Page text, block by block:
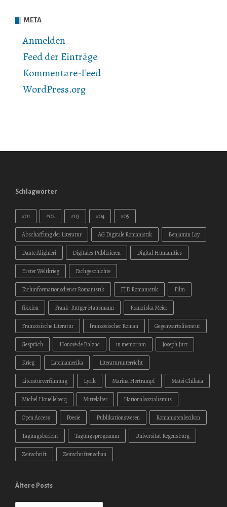
META
Anmelden
Feed der Einträge
Kommentare-Feed
WordPress.org
Schlagwörter
#01 #02 #03 #04 #05
Abschaffung der Literatur AG Digitale Romanistik Benjamin Loy
Dante Alighieri Digitales Publizieren Digital Humanities
Erster Weltkrieg Fachgeschichte
Fachinformationsdienst Romanistik FID Romanistik Film
fixxion Frank-Rutger Hausmann Franziska Meier
Französische Literatur französischer Roman Gegenwartsliteratur
Gespräch Honoré de Balzac in memoriam Joseph Jurt
Krieg Lateinamerika Literaturunterricht
Literaturverfilmung Lyrik Marina Hertrampf Matei Chihaia
Michel Houellebecq Mittelalter Nationalsozialismus
Open Access Poesie Publikationswesen Romanistenlexikon
Tagungsbericht Tagungsprogramm Universität Regensburg
Zeitschrift Zeitschriftenschau
Ältere Posts